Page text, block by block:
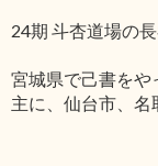
24期 斗杏道場の長
宮城県で己書をや
主に、仙台市、名